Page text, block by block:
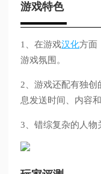
游戏特色
1、在游戏汉化方面
游戏氛围。
2、游戏还配有独创
息发送时间、内容
3、错综复杂的人物